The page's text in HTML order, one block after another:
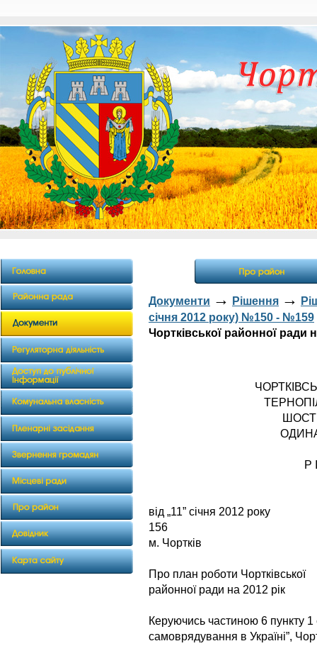
Документи → Рішення →
січня 2012 року) №150 - №159
Чортківської районної ради
Р
від „11”
156
м. Чортків
Про план роботи Чортківської
районної ради на 2012 рік
Керуючись частиною 6 пункту 1
самоврядування в Україні”,